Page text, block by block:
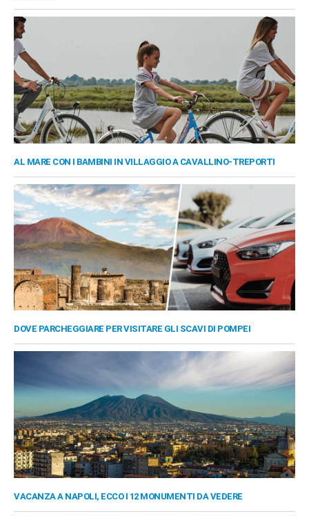
AL MARE CON I BAMBINI IN VILLAGGIO A CAVALLINO-TREPORTI
DOVE PARCHEGGIARE PER VISITARE GLI SCAVI DI POMPEI
VACANZA A NAPOLI, ECCO I 12 MONUMENTI DA VEDERE